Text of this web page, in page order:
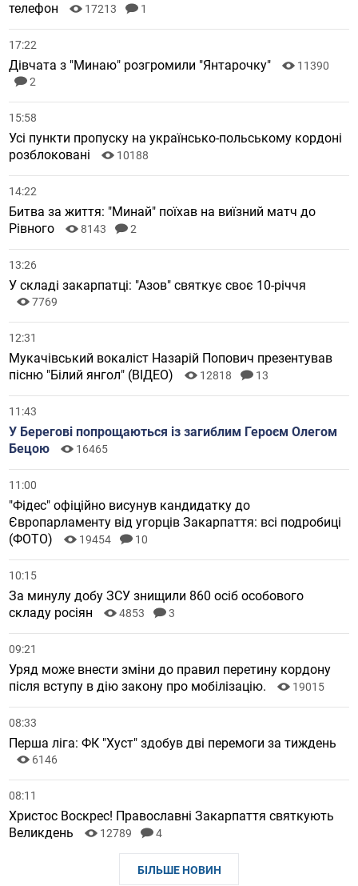
телефон 17213 1
17:22
Дівчата з "Минаю" розгромили "Янтарочку"
11390
2
15:58
Усі пункти пропуску на українсько-польському кордоні
розблоковані
10188
14:22
Битва за життя: "Минай" поїхав на виїзний матч до
Рівного
8143 2
13:26
У складі закарпатці: "Азов" святкує своє 10-річчя
7769
12:31
Мукачівський вокаліст Назарій Попович презентував
пісню "Білий янгол" (ВІДЕО)
12818 13
11:43
У Берегові попрощаються із загиблим Героєм Олегом
Бецою
16465
11:00
"Фідес" офіційно висунув кандидатку до
Європарламенту від угорців Закарпаття: всі подробиці
(ФОТО)
19454 10
10:15
За минулу добу ЗСУ знищили 860 осіб особового
складу росіян
4853 3
09:21
Уряд може внести зміни до правил перетину кордону
після вступу в дію закону про мобілізацію.
19015
08:33
Перша ліга: ФК "Хуст" здобув дві перемоги за тиждень
6146
08:11
Христос Воскрес! Православні Закарпаття святкують
Великдень
12789 4
БІЛЬШЕ НОВИН